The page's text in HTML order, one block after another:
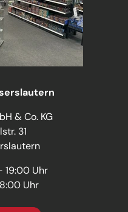
& Co. KG
31
19:00 Uhr
Uhr